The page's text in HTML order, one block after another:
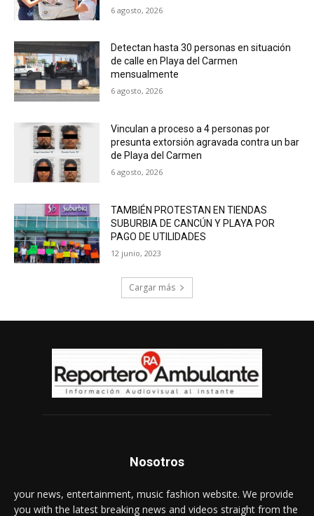
6 agosto, 2026
Detectan hasta 30 personas en situación
de calle en Playa del Carmen
mensualmente
6 agosto, 2026
Vinculan a proceso a 4 personas por
presunta extorsión agravada contra un bar
de Playa del Carmen
6 agosto, 2026
TAMBIÉN PROTESTAN EN TIENDAS
SUBURBIA DE CANCÚN Y PLAYA POR
PAGO DE UTILIDADES
12 junio, 2023
Cargar más
Nosotros
your news, entertainment, music fashion website. We provide
you with the latest breaking news and videos straight from the